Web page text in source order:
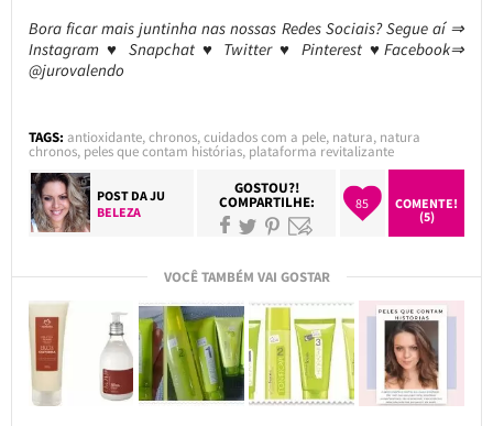
Bora ficar mais juntinha nas nossas Redes Sociais? Segue aí ⇒
Instagram ♥ Snapchat ♥ Twitter ♥ Pinterest ♥Facebook⇒
@jurovalendo
TAGS: antioxidante,chronos,cuidados com a pele, natura, natura
chronos, peles que contam histórias, plataforma revitalizante
POST DAJU
BELEZA
GOSTOU?!
COMPARTILHE: 85
COMENTE!
(5)
VOCÊ TAMBÉM VAI GOSTAR